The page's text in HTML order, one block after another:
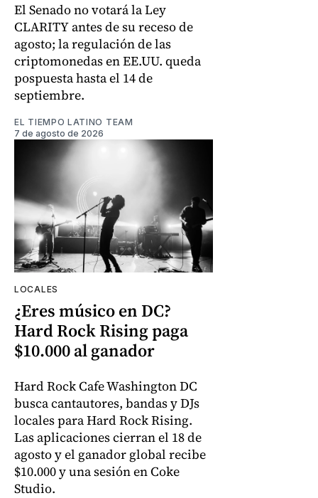
El Senado no votará la Ley
CLARITY antes de su receso de
agosto; la regulación de las
criptomonedas en EE.UU. queda
pospuesta hasta el 14 de
septiembre.
EL TIEMPO LATINO TEAM
7 de agosto de 2026
LOCALES
¿Eres músico en DC?
Hard Rock Rising paga
$10.000 al ganador
Hard Rock Cafe Washington DC
busca cantautores, bandas y DJs
locales para Hard Rock Rising.
Las aplicaciones cierran el 18 de
agosto y el ganador global recibe
$10.000 y una sesión en Coke
Studio.